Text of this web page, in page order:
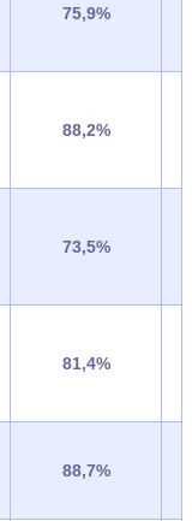
75,9%
88,2%
73,5%
81,4%
88,7%